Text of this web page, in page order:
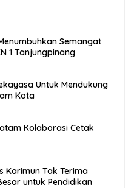
Semangat
1 Tanjungpinang
Untuk Mendukung
Kota
Kolaborasi Cetak
Karimun Tak Terima
untuk Pendidikan